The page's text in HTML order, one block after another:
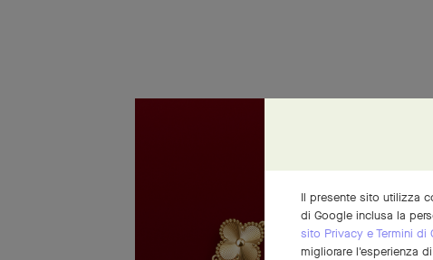
Il presente sito utilizza
di Google inclusa la
sito Privacy e Termini di
migliorare l'esperienza